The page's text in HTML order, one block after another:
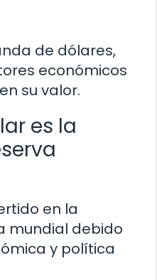
de dólares,
económicos
su valor.
es la
en la
mundial debido
y política